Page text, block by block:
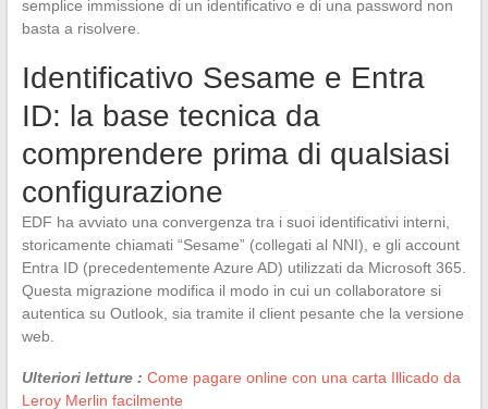
semplice immissione di un identificativo e di una password non
basta a risolvere.
Identificativo Sesame e Entra
ID: la base tecnica da
comprendere prima di qualsiasi
configurazione
EDF ha avviato una convergenza tra i suoi identificativi interni,
storicamente chiamati “Sesame” (collegati al NNI), e gli account
Entra ID (precedentemente Azure AD) utilizzati da Microsoft 365.
Questa migrazione modifica il modo in cui un collaboratore si
autentica su Outlook, sia tramite il client pesante che la versione
web.
Ulteriori letture : Come pagare online con una carta Illicado da
Leroy Merlin facilmente